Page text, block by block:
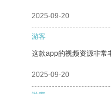
2025-09-20
游客
这款app的视频资源非常
2025-09-20